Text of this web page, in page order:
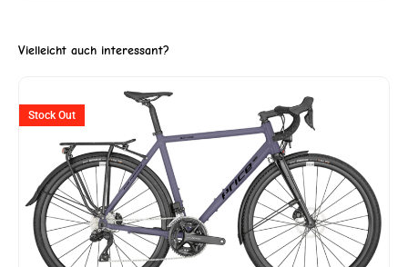
Vielleicht auch interessant?
Stock Out